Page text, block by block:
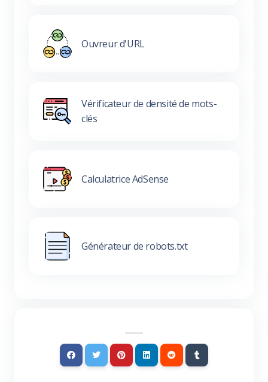
Ouvreur d'URL
Vérificateur de densité de mots-
clés
Calculatrice AdSense
Générateur de robots.txt